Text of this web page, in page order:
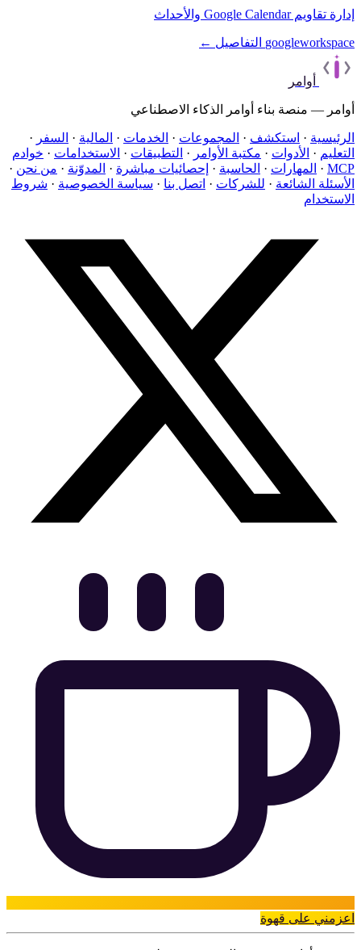
إدارة تقاويم Google Calendar والأحداث
googleworkspace التفاصيل ←
أوامر
أوامر — منصة بناء أوامر الذكاء الاصطناعي
الرئيسية · استكشف · المجموعات · الخدمات · المالية · السفر ·
التعليم · الأدوات · مكتبة الأوامر · التطبيقات · الاستخدامات · خوادم
MCP
· المهارات · الحاسبة · إحصائيات مباشرة · المدوّنة · من نحن ·
الأسئلة الشائعة · للشركات · اتصل بنا · سياسة الخصوصية · شروط
الاستخدام
اعزمني على قهوة